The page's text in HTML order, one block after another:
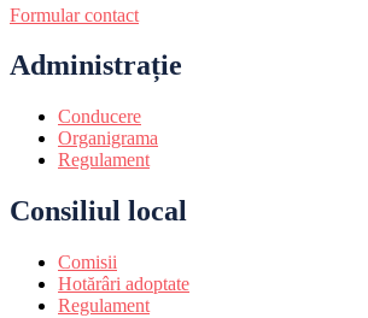
Formular contact
Administrație
Conducere
Organigrama
Regulament
Consiliul local
Comisii
Hotărâri adoptate
Regulament